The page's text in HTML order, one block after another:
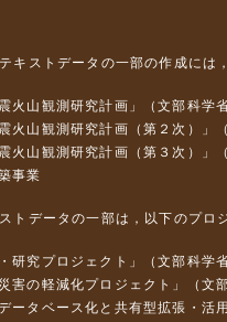
キストデータの一部の作成には
火山観測研究計画」（文部科学
火山観測研究計画（第２次）」
火山観測研究計画（第３次）」
事業
トデータの一部は，以下のプロ
研究プロジェクト」（文部科
害の軽減化プロジェクト」（
ータベース化と共有型拡張・